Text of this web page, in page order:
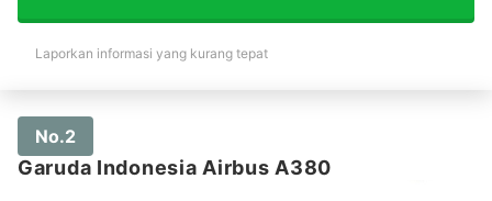
Laporkan informasi yang kurang tepat
No.2
Garuda Indonesia Airbus A380